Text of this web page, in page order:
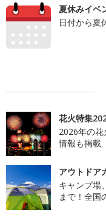
夏休みイベ
日付から夏
花火特集
2026年の
情報も掲載
アウトドア
キャンプ場
まで！全国